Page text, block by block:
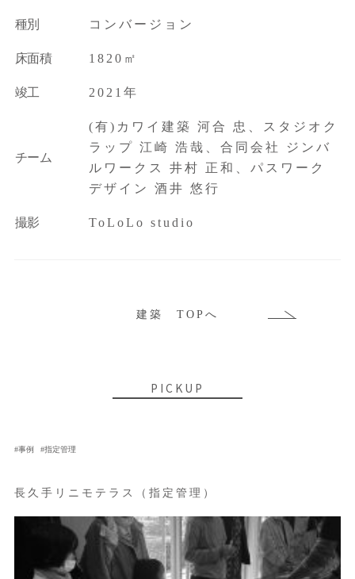
種別 コンバージョン
床面積 1820㎡
竣工 2021年
チーム
(有)カワイ建築 河合 忠、スタジオク
ラップ 江崎 浩哉、合同会社 ジンバ
ルワークス 井村 正和、パスワーク
デザイン 酒井 悠行
撮影 ToLoLo studio
建築 TOPへ
PICKUP
事例 指定管理
長久手リニモテラス（指定管理）